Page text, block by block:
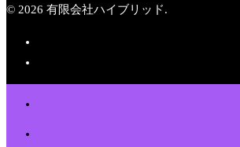
© 2026 有限会社ハイブリッド.
Top